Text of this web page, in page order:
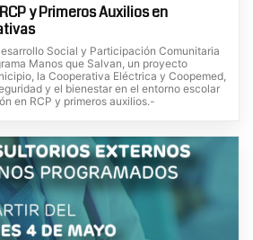
y Primeros Auxilios en
Social y Participación Comunitaria
Manos que Salvan, un proyecto
la Cooperativa Eléctrica y Coopemed,
y el bienestar en el entorno escolar
en RCP y primeros auxilios.-